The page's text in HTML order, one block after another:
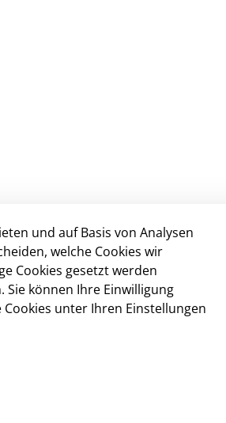
was Sie gesucht haben?
Sie uns:
und auf Basis von Analysen
welche Cookies wir
Cookies gesetzt werden
können Ihre Einwilligung
unter Ihren Einstellungen